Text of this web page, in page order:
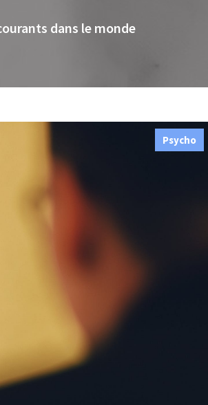
dans le monde
Psycho